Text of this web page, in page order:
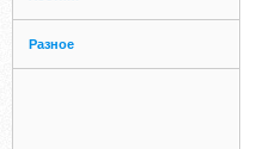
Разное